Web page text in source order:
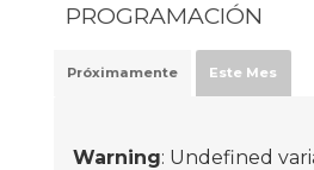
PROGRAMACIÓN
Próximamente Este Mes
Warning: Undefined